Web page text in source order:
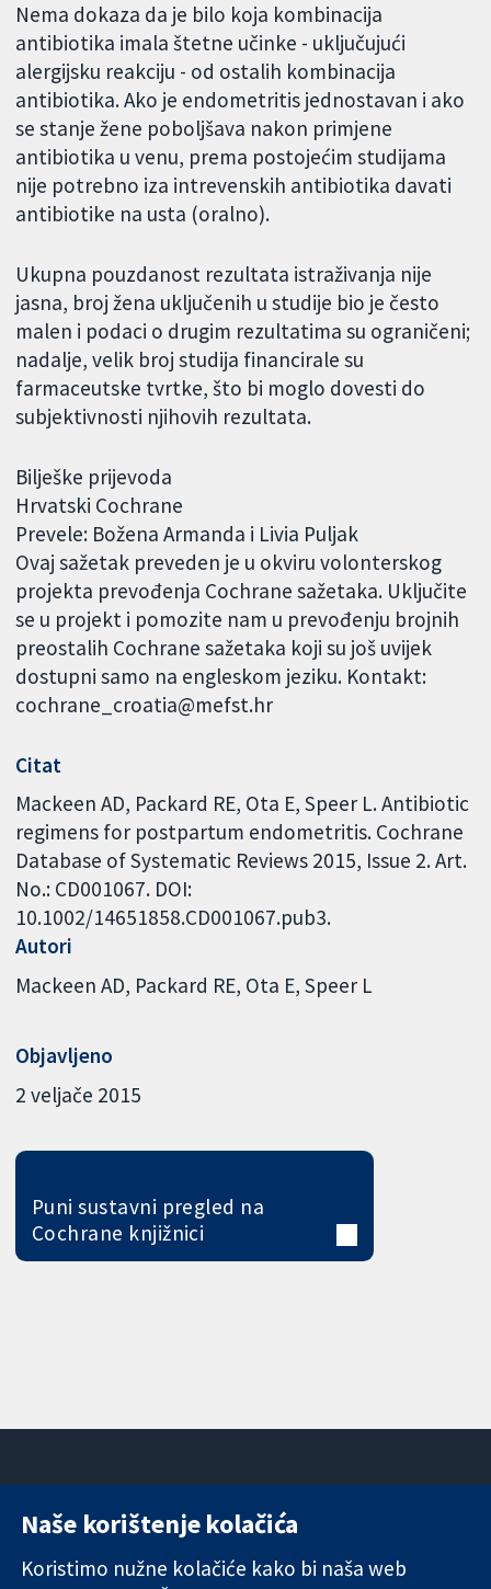
Nema dokaza da je bilo koja kombinacija
antibiotika imala štetne učinke - uključujući
alergijsku reakciju - od ostalih kombinacija
antibiotika. Ako je endometritis jednostavan i ako
se stanje žene poboljšava nakon primjene
antibiotika u venu, prema postojećim studijama
nije potrebno iza intrevenskih antibiotika davati
antibiotike na usta (oralno).
Ukupna pouzdanost rezultata istraživanja nije
jasna, broj žena uključenih u studije bio je često
malen i podaci o drugim rezultatima su ograničeni;
nadalje, velik broj studija financirale su
farmaceutske tvrtke, što bi moglo dovesti do
subjektivnosti njihovih rezultata.
Bilješke prijevoda
Hrvatski Cochrane
Prevele: Božena Armanda i Livia Puljak
Ovaj sažetak preveden je u okviru volonterskog
projekta prevođenja Cochrane sažetaka. Uključite
se u projekt i pomozite nam u prevođenju brojnih
preostalih Cochrane sažetaka koji su još uvijek
dostupni samo na engleskom jeziku. Kontakt:
cochrane_croatia@mefst.hr
Citat
Mackeen AD, Packard RE, Ota E, Speer L. Antibiotic
regimens for postpartum endometritis. Cochrane
Database of Systematic Reviews 2015, Issue 2. Art.
No.: CD001067. DOI:
10.1002/14651858.CD001067.pub3.
Autori
Mackeen AD Packard RE Ota E Speer L
Objavljeno
2 veljače 2015
Puni sustavni pregled na
Cochrane knjižnici
Pouzdani dokazi.
11-13 Cavendish
London
Novosti
Naše korištenje kolačića
Koristimo nužne kolačiće kako bi naša web